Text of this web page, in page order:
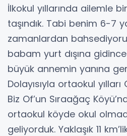
İlkokul yıllarında ailemle
taşındık. Tabi benim 6-7
zamanlardan
babam yurt dışına
büyük annemin yanına
Dolayısıyla ortaokul
Biz Of’un Sıraağaç
ortaokul köyde okul
geliyorduk. Yaklaşık 11